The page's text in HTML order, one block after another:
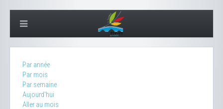
Par année
Par mois
Par semaine
Aujourd'hui
Aller au mois